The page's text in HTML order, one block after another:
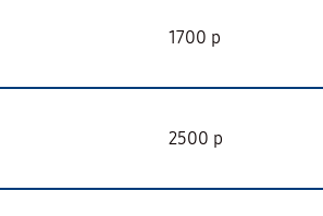
1700 р
2500 р